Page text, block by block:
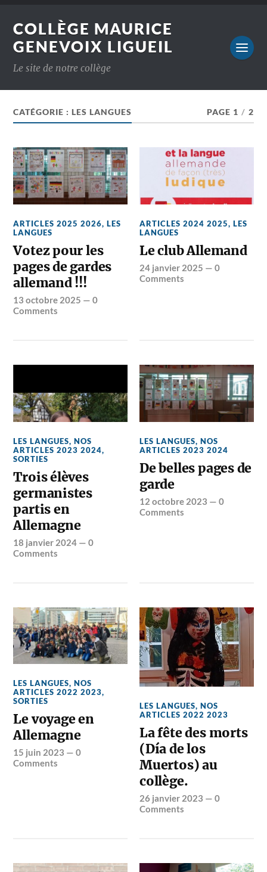
COLLÈGE MAURICE
GENEVOIX LIGUEIL
Le site de notre collège
CATÉGORIE :LES LANGUES PAGE 1 / 2
ARTICLES 2025 2026,LES
LANGUES
Votez pour les
pages de gardes
allemand !!!
13 octobre 2025 —0
Comments
ARTICLES 2024 2025,LES
LANGUES
Le club Allemand
24 janvier 2025 —0
Comments
LES LANGUES,NOS
ARTICLES 2023 2024,
SORTIES
Trois élèves
germanistes
partis en
Allemagne
18 janvier 2024 —0
Comments
LES LANGUES,NOS
ARTICLES 2023 2024
De belles pages de
garde
12 octobre 2023 —0
Comments
LES LANGUES,NOS
ARTICLES 2022 2023,
SORTIES
Le voyage en
Allemagne
15 juin 2023 —0
Comments
LES LANGUES,NOS
ARTICLES 2022 2023
La fête des morts
(Día de los
Muertos) au
collège.
26 janvier 2023 —0
Comments